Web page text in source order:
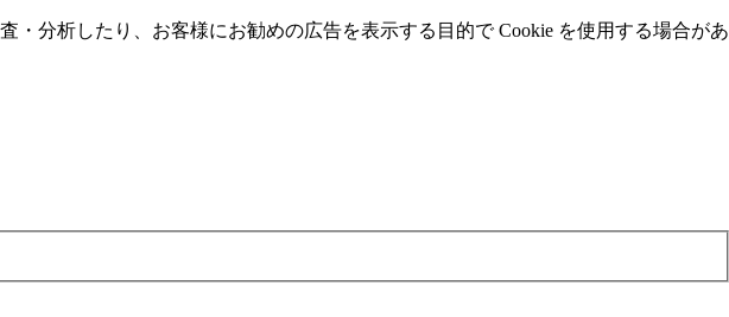
・分析したり、お客様にお勧めの広告を表⽰する⽬的で Cookie を使⽤する場合があ